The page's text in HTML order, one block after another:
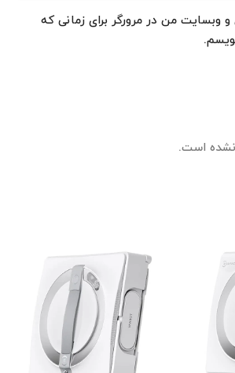
است.
و وبسایت من در مرورگر برای زمانی که